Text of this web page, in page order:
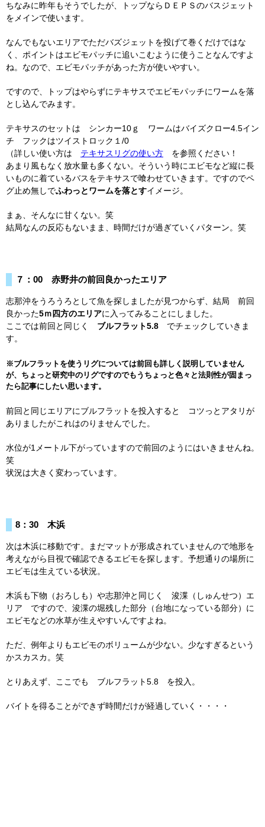
ちなみに昨年もそうでしたが、トップならＤＥＰＳのバスジェット
をメインで使います。
なんでもないエリアでただバズジェットを投げて巻くだけではな
く、ポイントはエビモパッチに追いこむように使うことなんですよ
ね。なので、エビモパッチがあった方が使いやすい。
ですので、トップはやらずにテキサスでエビモパッチにワームを落
とし込んでみます。
テキサスのセットは シンカー10ｇ ワームはバイズクロー4.5イン
チ フックはツイストロック１/0
（詳しい使い方は テキサスリグの使い方 を参照ください！
あまり風もなく放水量も多くない。そういう時にエビモなど縦に長
いものに着ているバスをテキサスで喰わせていきます。ですのでペ
グ止め無しでふわっとワームを落とすイメージ。
まぁ、そんなに甘くない。笑
結局なんの反応もないまま、時間だけが過ぎていくパターン。笑
７：00 赤野井の前回良かったエリア
志那沖をうろうろとして魚を探しましたが見つからず、結局 前回
良かった5ｍ四方のエリアに入ってみることにしました。
ここでは前回と同じく ブルフラット5.8 でチェックしていきま
す。
※ブルフラットを使うリグについては前回も詳しく説明していません
が、ちょっと研究中のリグですのでもうちょっと色々と法則性が固まっ
たら記事にしたい思います。
前回と同じエリアにブルフラットを投入すると コツっとアタリが
ありましたがこれはのりませんでした。
水位が1メートル下がっていますので前回のようにはいきませんね。
笑
状況は大きく変わっています。
8：30 木浜
次は木浜に移動です。まだマットが形成されていませんので地形を
考えながら目視で確認できるエビモを探します。予想通りの場所に
エビモは生えている状況。
木浜も下物（おろしも）や志那沖と同じく 浚渫（しゅんせつ）エ
リア ですので、浚渫の堀残した部分（台地になっている部分）に
エビモなどの水草が生えやすいんですよね。
ただ、例年よりもエビモのボリュームが少ない。少なすぎるという
かスカスカ。笑
とりあえず、ここでも ブルフラット5.8 を投入。
バイトを得ることができず時間だけが経過していく・・・・